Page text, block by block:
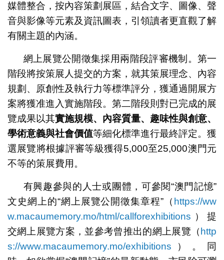
媒體整合，按內容策劃展區，結合文字、圖像、聲
音與影像等元素及資訊圖表，引領讀者更直觀了解
有關主題的內涵。
網上展覽公開徵集採用兩階段評審機制。第一
階段將按策展人提交的方案，就其策展理念、內容
規劃、原創性及執行力等標準評分，獲通過開展方
案將獲准進入實施階段。第二階段則對已完成的展
覽成果以其實施規模、內容質量、趣味性與創意、
學術意義與社會價值等細化標準進行最終評定。獲
選展覽將根據評審等級獲得5,000至25,000澳門元
不等的策展費用。
有興趣參與的人士或團體，可參閱“澳門記憶”
文史網上的“網上展覽公開徵集章程”（ https://ww
w.macaumemory.mo/html/callforexhibitions ）提
交網上展覽方案，並參考曾推出的網上展覽（ http
s://www.macaumemory.mo/exhibitions ）。同